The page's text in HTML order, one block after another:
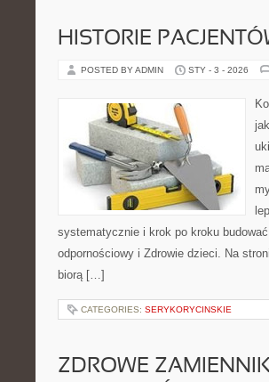
HISTORIE
POSTED BY ADMIN STY - 3 - 2026
systematycznie i krok po kroku
odpornościowy i Zdrowie dzieci. Na
biorą […]
CATEGORIES: SERYKORYCINSKIE
ZDROWE